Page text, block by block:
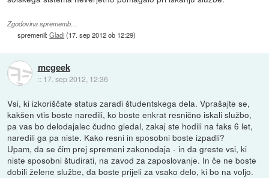
Zgodovina sprememb…
spremenil:Gladi(17. sep 2012 ob 12:29)
mcgeek
:: 17. sep 2012, 12:36
Vsi, ki izkoriščate status zaradi študentskega dela. Vprašajte se,
kakšen vtis boste naredili, ko boste enkrat resnično iskali službo,
pa vas bo delodajalec čudno gledal, zakaj ste hodili na faks 6 let,
naredili ga pa niste. Kako resni in sposobni boste izpadli?
Upam, da se čim prej spremeni zakonodaja - in da greste vsi, ki
niste sposobni študirati, na zavod za zaposlovanje. In če ne boste
dobili želene službe, da boste prijeli za vsako delo, ki bo na voljo.